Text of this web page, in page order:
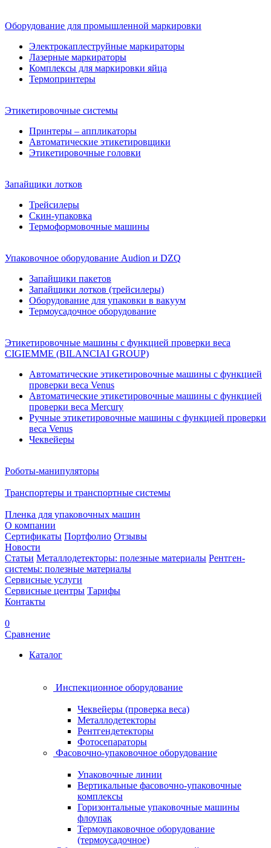
Оборудование для промышленной маркировки
Электрокаплеструйные маркираторы
Лазерные маркираторы
Комплексы для маркировки яйца
Термопринтеры
Этикетировочные системы
Принтеры – аппликаторы
Автоматические этикетировщики
Этикетировочные головки
Запайщики лотков
Трейсилеры
Скин-упаковка
Термоформовочные машины
Упаковочное оборудование Audion и DZQ
Запайщики пакетов
Запайщики лотков (трейсилеры)
Оборудование для упаковки в вакуум
Термоусадочное оборудование
Этикетировочные машины с функцией проверки веса
CIGIEMME (BILANCIAI GROUP)
Автоматические этикетировочные машины с функцией
проверки веса Venus
Автоматические этикетировочные машины с функцией
проверки веса Mercury
Ручные этикетировочные машины с функцией проверки
веса Venus
Чеквейеры
Роботы-манипуляторы
Транспортеры и транспортные системы
Пленка для упаковочных машин
О компании
Сертификаты Портфолио Отзывы
Новости
Статьи Металлодетекторы: полезные материалы Рентген-
системы: полезные материалы
Сервисные услуги
Сервисные центры Тарифы
Контакты
0
Сравнение
Каталог
Инспекционное оборудование
Чеквейеры (проверка веса)
Металлодетекторы
Рентгендетекторы
Фотосепараторы
Фасовочно-упаковочное оборудование
Упаковочные линии
Вертикальные фасовочно-упаковочные
комплексы
Горизонтальные упаковочные машины
флоупак
Термоупаковочное оборудование
(термоусадочное)